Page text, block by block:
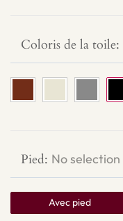
Coloris de la toile:
Pied: No selection
Avec pied